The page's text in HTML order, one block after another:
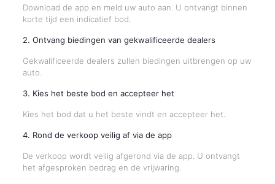
Download de app en meld uw auto aan. U ontvangt binnen
korte tijd een indicatief bod.
2. Ontvang biedingen van gekwalificeerde dealers
Gekwalificeerde dealers zullen biedingen uitbrengen op uw
auto.
3. Kies het beste bod en accepteer het
Kies het bod dat u het beste vindt en accepteer het.
4. Rond de verkoop veilig af via de app
De verkoop wordt veilig afgerond via de app. U ontvangt
het afgesproken bedrag en de vrijwaring.